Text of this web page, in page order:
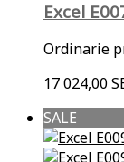
Excel
Ordinarie
17 024,00
SALE